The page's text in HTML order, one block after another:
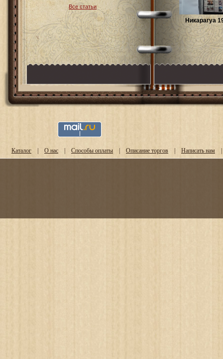
Все статьи
Никарагуа
Каталог | О нас | Способы оплаты | Описание торгов | Написать нам |